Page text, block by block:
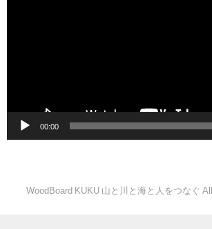
00:00
WoodBoard KUKU 山と川と海と人をつなぐ